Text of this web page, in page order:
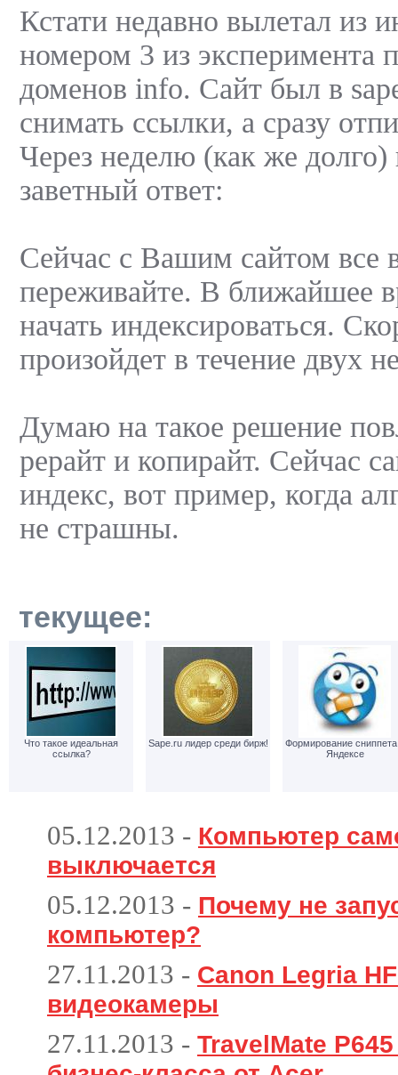
Кстати недавно вылетал из
номером 3 из эксперимента
доменов info. Сайт был в
снимать ссылки, а сразу
Через неделю (как же долго)
заветный ответ:
Сейчас с Вашим сайтом все
переживайте. В ближайшее
начать индексироваться.
произойдет в течение двух
Думаю на такое решение
рерайт и копирайт. Сейчас
индекс, вот пример, когда
не страшны.
текущее:
Что такое идеальная
ссылка?
Sape.ru лидер среди бирж!
Формирование сниппета
Яндексе
05.12.2013 - Компьютер
выключается
05.12.2013 - Почему не
компьютер?
27.11.2013 - Canon Legria
видеокамеры
27.11.2013 - TravelMate